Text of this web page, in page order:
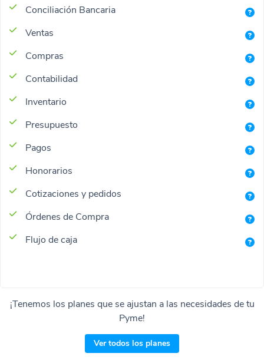
Conciliación Bancaria
Ventas
Compras
Contabilidad
Inventario
Presupuesto
Pagos
Honorarios
Cotizaciones y pedidos
Órdenes de Compra
Flujo de caja
¡Tenemos los planes que se ajustan a las necesidades de tu
Pyme!
Ver todos los planes